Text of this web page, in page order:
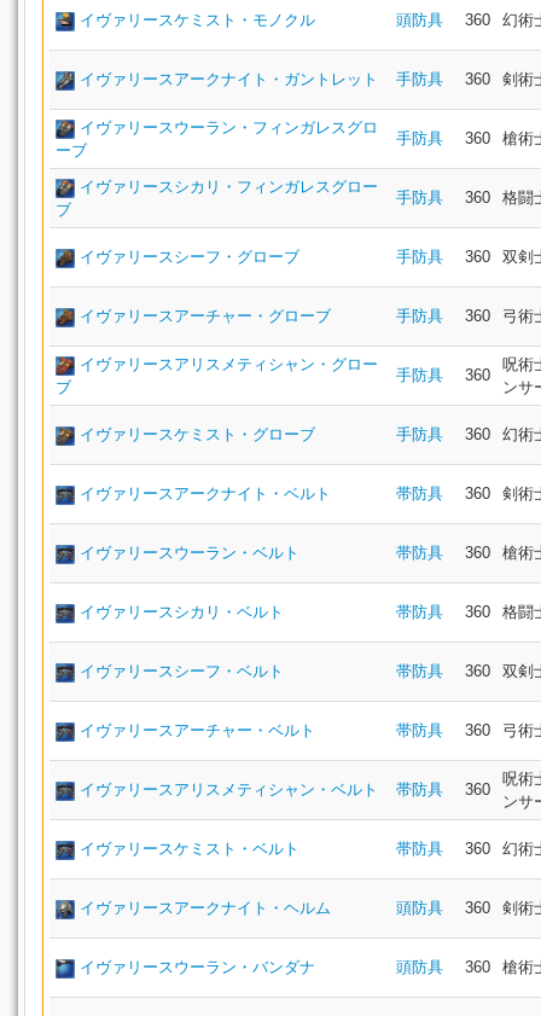
イヴァリースケミスト・モノクル 頭防具 360 幻術
イヴァリースアークナイト・ガントレット 手防具 360 剣術
イヴァリースウーラン・フィンガレスグロ
ーブ
手防具 360 槍術
イヴァリースシカリ・フィンガレスグロー
ブ
手防具 360 格闘
イヴァリースシーフ・グローブ 手防具 360 双剣
イヴァリースアーチャー・グローブ 手防具 360 弓術
イヴァリースアリスメティシャン・グロー
ブ
手防具 360
呪術
ンサ
イヴァリースケミスト・グローブ 手防具 360 幻術
イヴァリースアークナイト・ベルト 帯防具 360 剣術
イヴァリースウーラン・ベルト 帯防具 360 槍術
イヴァリースシカリ・ベルト 帯防具 360 格闘
イヴァリースシーフ・ベルト 帯防具 360 双剣
イヴァリースアーチャー・ベルト 帯防具 360 弓術
イヴァリースアリスメティシャン・ベルト 帯防具 360
呪術
ンサ
イヴァリースケミスト・ベルト 帯防具 360 幻術
イヴァリースアークナイト・ヘルム 頭防具 360 剣術
イヴァリースウーラン・バンダナ 頭防具 360 槍術